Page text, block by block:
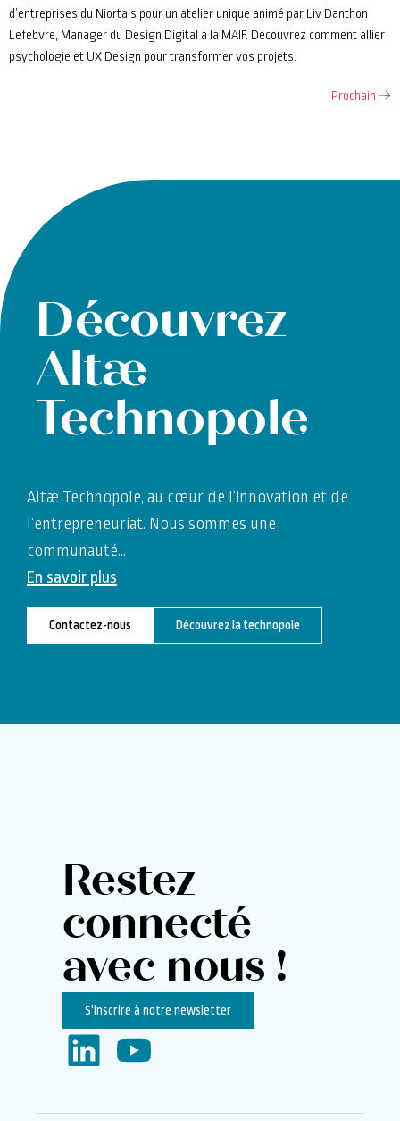
d’entreprises du Niortais pour un atelier unique animé par Liv Danthon
Lefebvre, Manager du Design Digital à la MAIF. Découvrez comment allier
psychologie et UX Design pour transformer vos projets.
Prochain →
Découvrez
Altæ
Technopole
Altæ Technopole, au cœur de l’innovation et de
l’entrepreneuriat. Nous sommes une
communauté…
En savoir plus
Contactez-nous Découvrez la technopole
Restez
connecté
avec nous !
S'inscrire à notre newsletter